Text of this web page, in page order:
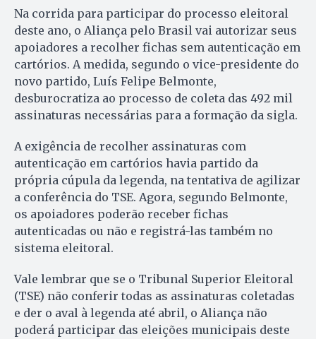
Na corrida para participar do processo eleitoral
deste ano, o Aliança pelo Brasil vai autorizar seus
apoiadores a recolher fichas sem autenticação em
cartórios. A medida, segundo o vice-presidente do
novo partido, Luís Felipe Belmonte,
desburocratiza ao processo de coleta das 492 mil
assinaturas necessárias para a formação da sigla.
A exigência de recolher assinaturas com
autenticação em cartórios havia partido da
própria cúpula da legenda, na tentativa de agilizar
a conferência do TSE. Agora, segundo Belmonte,
os apoiadores poderão receber fichas
autenticadas ou não e registrá-las também no
sistema eleitoral.
Vale lembrar que se o Tribunal Superior Eleitoral
(TSE) não conferir todas as assinaturas coletadas
e der o aval à legenda até abril, o Aliança não
poderá participar das eleições municipais deste